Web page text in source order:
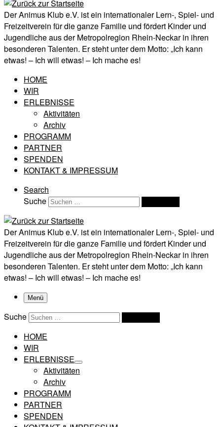
Der Animus Klub e.V. ist ein internationaler Lern-, Spiel- und
Freizeitverein für die ganze Familie und fördert Kinder und
Jugendliche aus der Metropolregion Rhein-Neckar in ihren
besonderen Talenten. Er steht unter dem Motto: „Ich kann
etwas! – Ich will etwas! – Ich mache es!
HOME
WIR
ERLEBNISSE
Aktivitäten
Archiv
PROGRAMM
PARTNER
SPENDEN
KONTAKT & IMPRESSUM
Search
Suche
Der Animus Klub e.V. ist ein internationaler Lern-, Spiel- und
Freizeitverein für die ganze Familie und fördert Kinder und
Jugendliche aus der Metropolregion Rhein-Neckar in ihren
besonderen Talenten. Er steht unter dem Motto: „Ich kann
etwas! – Ich will etwas! – Ich mache es!
Menü
Suche
HOME
WIR
ERLEBNISSE
Aktivitäten
Archiv
PROGRAMM
PARTNER
SPENDEN